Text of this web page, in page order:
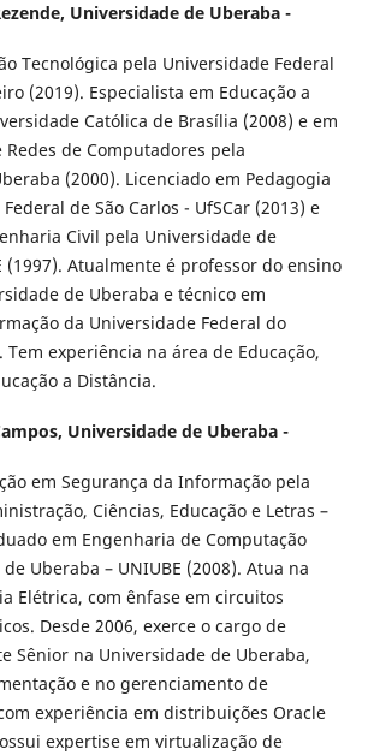
Universidade de Uberaba -
Tecnológica pela Universidade Federal
(2019). Especialista em Educação a
Católica de Brasília (2008) e em
de Computadores pela
(2000). Licenciado em Pedagogia
de São Carlos - UfSCar (2013) e
Civil pela Universidade de
(1997). Atualmente é professor do ensino
de Uberaba e técnico em
da Universidade Federal do
experiência na área de Educação,
a Distância.
Universidade de Uberaba -
em Segurança da Informação pela
Ciências, Educação e Letras –
em Engenharia de Computação
Uberaba – UNIUBE (2008). Atua na
Elétrica, com ênfase em circuitos
Desde 2006, exerce o cargo de
Sênior na Universidade de Uberaba,
e no gerenciamento de
experiência em distribuições Oracle
expertise em virtualização de